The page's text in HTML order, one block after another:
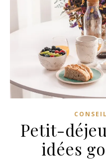
Petit-
idées